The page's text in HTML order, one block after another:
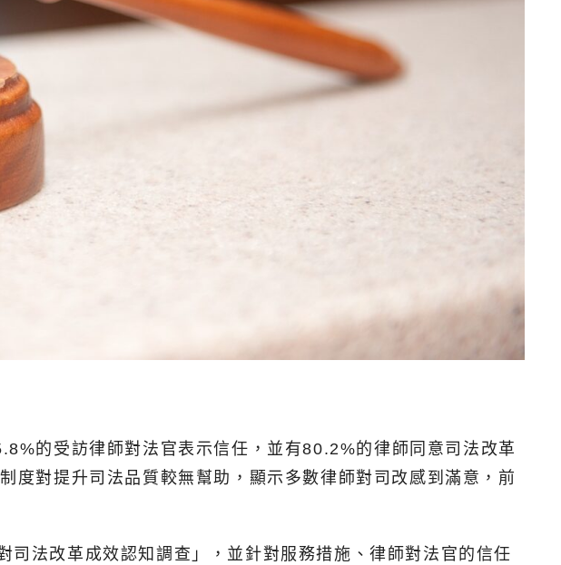
的受訪律師對法官表示信任，並有80.2%的律師同意司法改革
度對提升司法品質較無幫助，顯示多數律師對司改感到滿意，前
法改革成效認知調查」，並針對服務措施、律師對法官的信任